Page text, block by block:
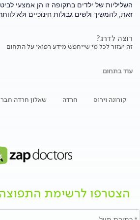
השליליות של ילדים בתקופה זו הן אמצעי
זאת, להמשיך ולשים גבולות חינוכיים ולא
רוצה לדרג?
זה יעזור לכל מי שייחפש מידע רפואי על התחום
עוד בתחום
קורונה וירוס חרדה שאלון חרדה
הצטרפו לרשימת